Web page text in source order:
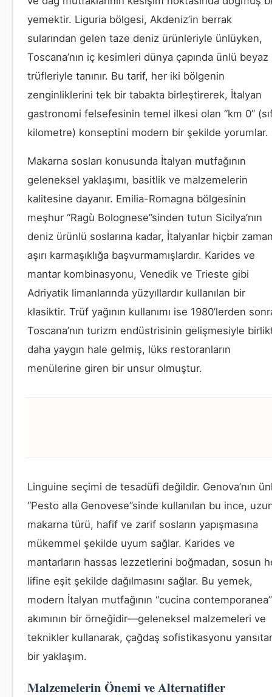
yemektir. Liguria bölgesi, Akdeniz’in berrak
sularından gelen taze deniz ürünleriyle ünlüyken,
Toscana’nın iç kesimleri dünya çapında ünlü beyaz
trüfleriyle tanınır. Bu tarif, her iki bölgenin
zenginliklerini tek bir tabakta birleştirerek, İtalyan
gastronomi felsefesinin temel ilkesi olan “km 0”
kilometre) konseptini modern bir şekilde yorumlar.
Makarna sosları konusunda İtalyan mutfağının
geleneksel yaklaşımı, basitlik ve malzemelerin
kalitesine dayanır. Emilia-Romagna bölgesinin
meşhur “Ragù Bolognese”sinden tutun Sicilya’nın
deniz ürünlü soslarına kadar, İtalyanlar hiçbir
aşırı karmaşıklığa başvurmamışlardır. Karides ve
mantar kombinasyonu, Venedik ve Trieste gibi
Adriyatik limanlarında yüzyıllardır kullanılan bir
klasiktir. Trüf yağının kullanımı ise 1980’lerden
Toscana’nın turizm endüstrisinin gelişmesiyle
daha yaygın hale gelmiş, lüks restoranların
menülerine giren bir unsur olmuştur.
Linguine seçimi de tesadüfi değildir. Genova’nın
“Pesto alla Genovese”sinde kullanılan bu ince,
makarna türü, hafif ve zarif sosların yapışmasına
mükemmel şekilde uyum sağlar. Karides ve
mantarların hassas lezzetlerini boğmadan, sosun
lifine eşit şekilde dağılmasını sağlar. Bu yemek,
modern İtalyan mutfağının “cucina contemporanea”
akımının bir örneğidir—geleneksel malzemeleri ve
teknikler kullanarak, çağdaş sofistikasyonu
bir yaklaşım.
Malzemelerin Önemi ve Alternatifler